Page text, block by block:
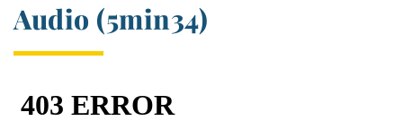
Audio (5min34)